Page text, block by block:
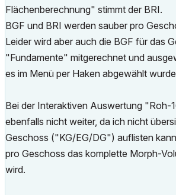
Flächenberechnung" stimmt der BRI.
BGF und BRI werden sauber pro
Leider wird aber auch die BGF für das
"Fundamente" mitgerechnet und
es im Menü per Haken abgewählt
Bei der Interaktiven Auswertung "Roh-
ebenfalls nicht weiter, da ich nicht
Geschoss ("KG/EG/DG") auflisten
pro Geschoss das komplette Morph-
wird.